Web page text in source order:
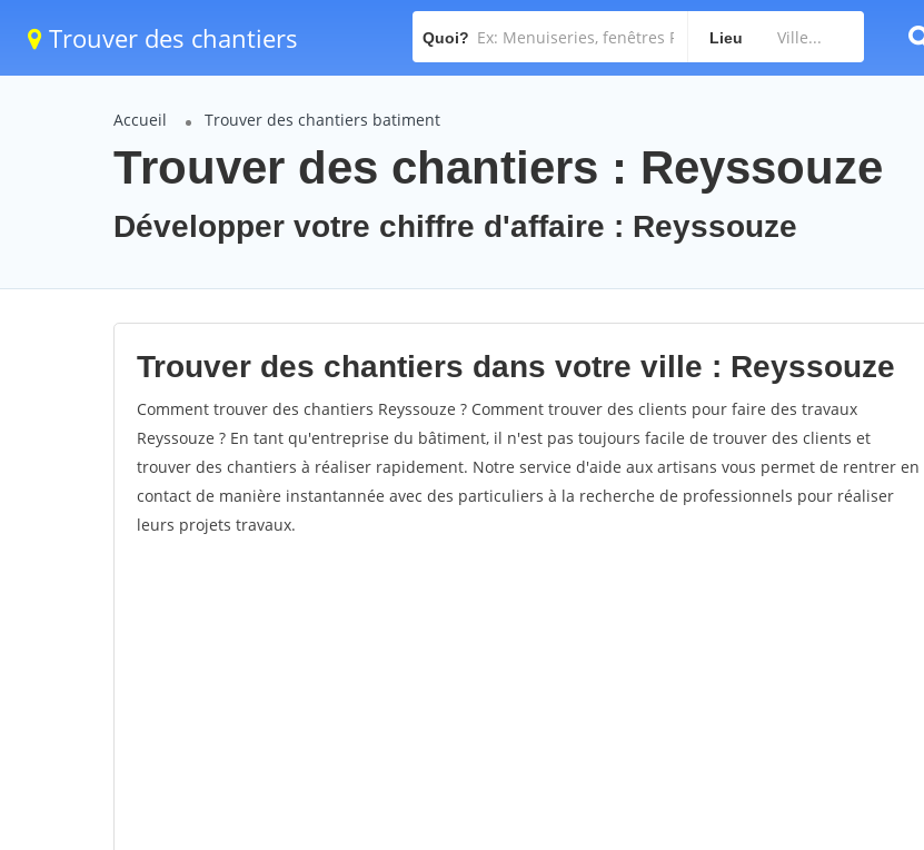
Trouver des chantiers Quoi? Lieu
Accueil Trouver des chantiers batiment
Trouver des chantiers : Reyssouze
Développer votre chiffre d'affaire : Reyssouze
Trouver des chantiers dans votre ville : Reyssouze
Comment trouver des chantiers Reyssouze ? Comment trouver des clients pour faire des travaux
Reyssouze ? En tant qu'entreprise du bâtiment, il n'est pas toujours facile de trouver des clients et
trouver des chantiers à réaliser rapidement. Notre service d'aide aux artisans vous permet de rentrer en
contact de manière instantannée avec des particuliers à la recherche de professionnels pour réaliser
leurs projets travaux.